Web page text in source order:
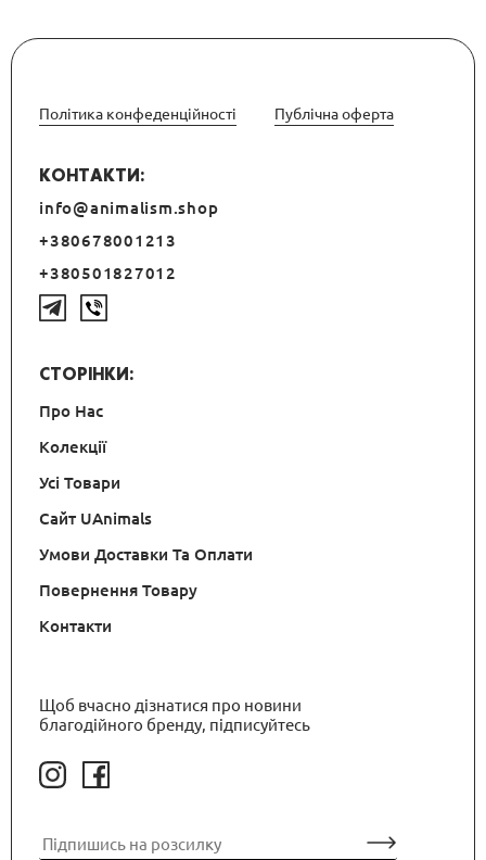
КОНТАКТИ:
info@animalism.shop
+380678001213
+380501827012
СТОРІНКИ:
Про Нас
Колекції
Усі Товари
Сайт UAnimals
Умови Доставки Та Оплати
Повернення Товару
Контакти
Щоб вчасно дізнатися про новини
благодійного бренду, підписуйтесь
Політика конфеденційності Публічна оферта